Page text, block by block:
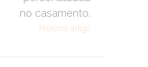
no casamento.
Próximo artigo